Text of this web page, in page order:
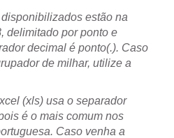
estão na
delimitado por ponto e
decimal é ponto(.). Caso
de milhar, utilize a
(xls) usa o separador
é o mais comum nos
Caso venha a